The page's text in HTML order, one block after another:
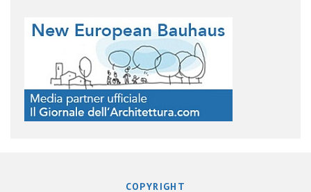
COPYRIGHT